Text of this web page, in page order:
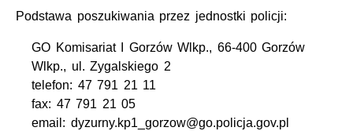
Podstawa poszukiwania przez jednostki policji:
GO Komisariat I Gorzów Wlkp., 66-400 Gorzów
Wlkp., ul. Zygalskiego 2
telefon: 47 791 21 11
fax: 47 791 21 05
email: dyzurny.kp1_gorzow@go.policja.gov.pl